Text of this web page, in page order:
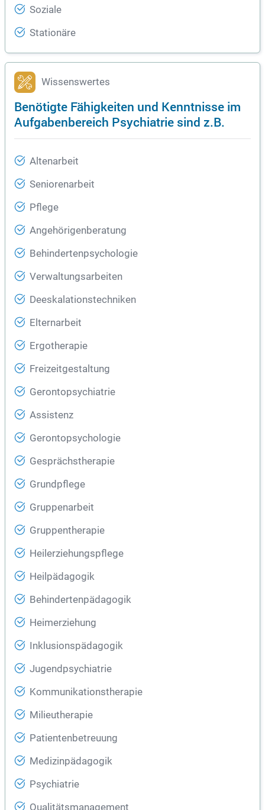
Soziale
Stationäre
Wissenswertes
Benötigte Fähigkeiten und Kenntnisse im
Aufgabenbereich Psychiatrie sind z.B.
Altenarbeit
Seniorenarbeit
Pflege
Angehörigenberatung
Behindertenpsychologie
Verwaltungsarbeiten
Deeskalationstechniken
Elternarbeit
Ergotherapie
Freizeitgestaltung
Gerontopsychiatrie
Assistenz
Gerontopsychologie
Gesprächstherapie
Grundpflege
Gruppenarbeit
Gruppentherapie
Heilerziehungspflege
Heilpädagogik
Behindertenpädagogik
Heimerziehung
Inklusionspädagogik
Jugendpsychiatrie
Kommunikationstherapie
Milieutherapie
Patientenbetreuung
Medizinpädagogik
Psychiatrie
Qualitätsmanagement